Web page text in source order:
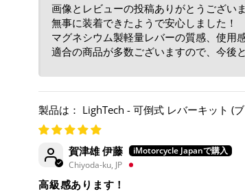
画像とレビューの投稿ありがとうござい
無事に装着できたようで安心しました！
マグネシウム製軽量レバーの質感、使用
適合の商品が多数ございますので、今後
LighTech - 可倒式 レバーキット (
賀津雄 伊藤
Chiyoda-ku, JP
高級感あります！